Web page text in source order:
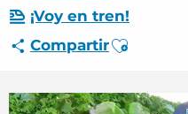
Su estancia - ES
FMA – Mercado de la
¡Voy en tren!
CompartirAjouter